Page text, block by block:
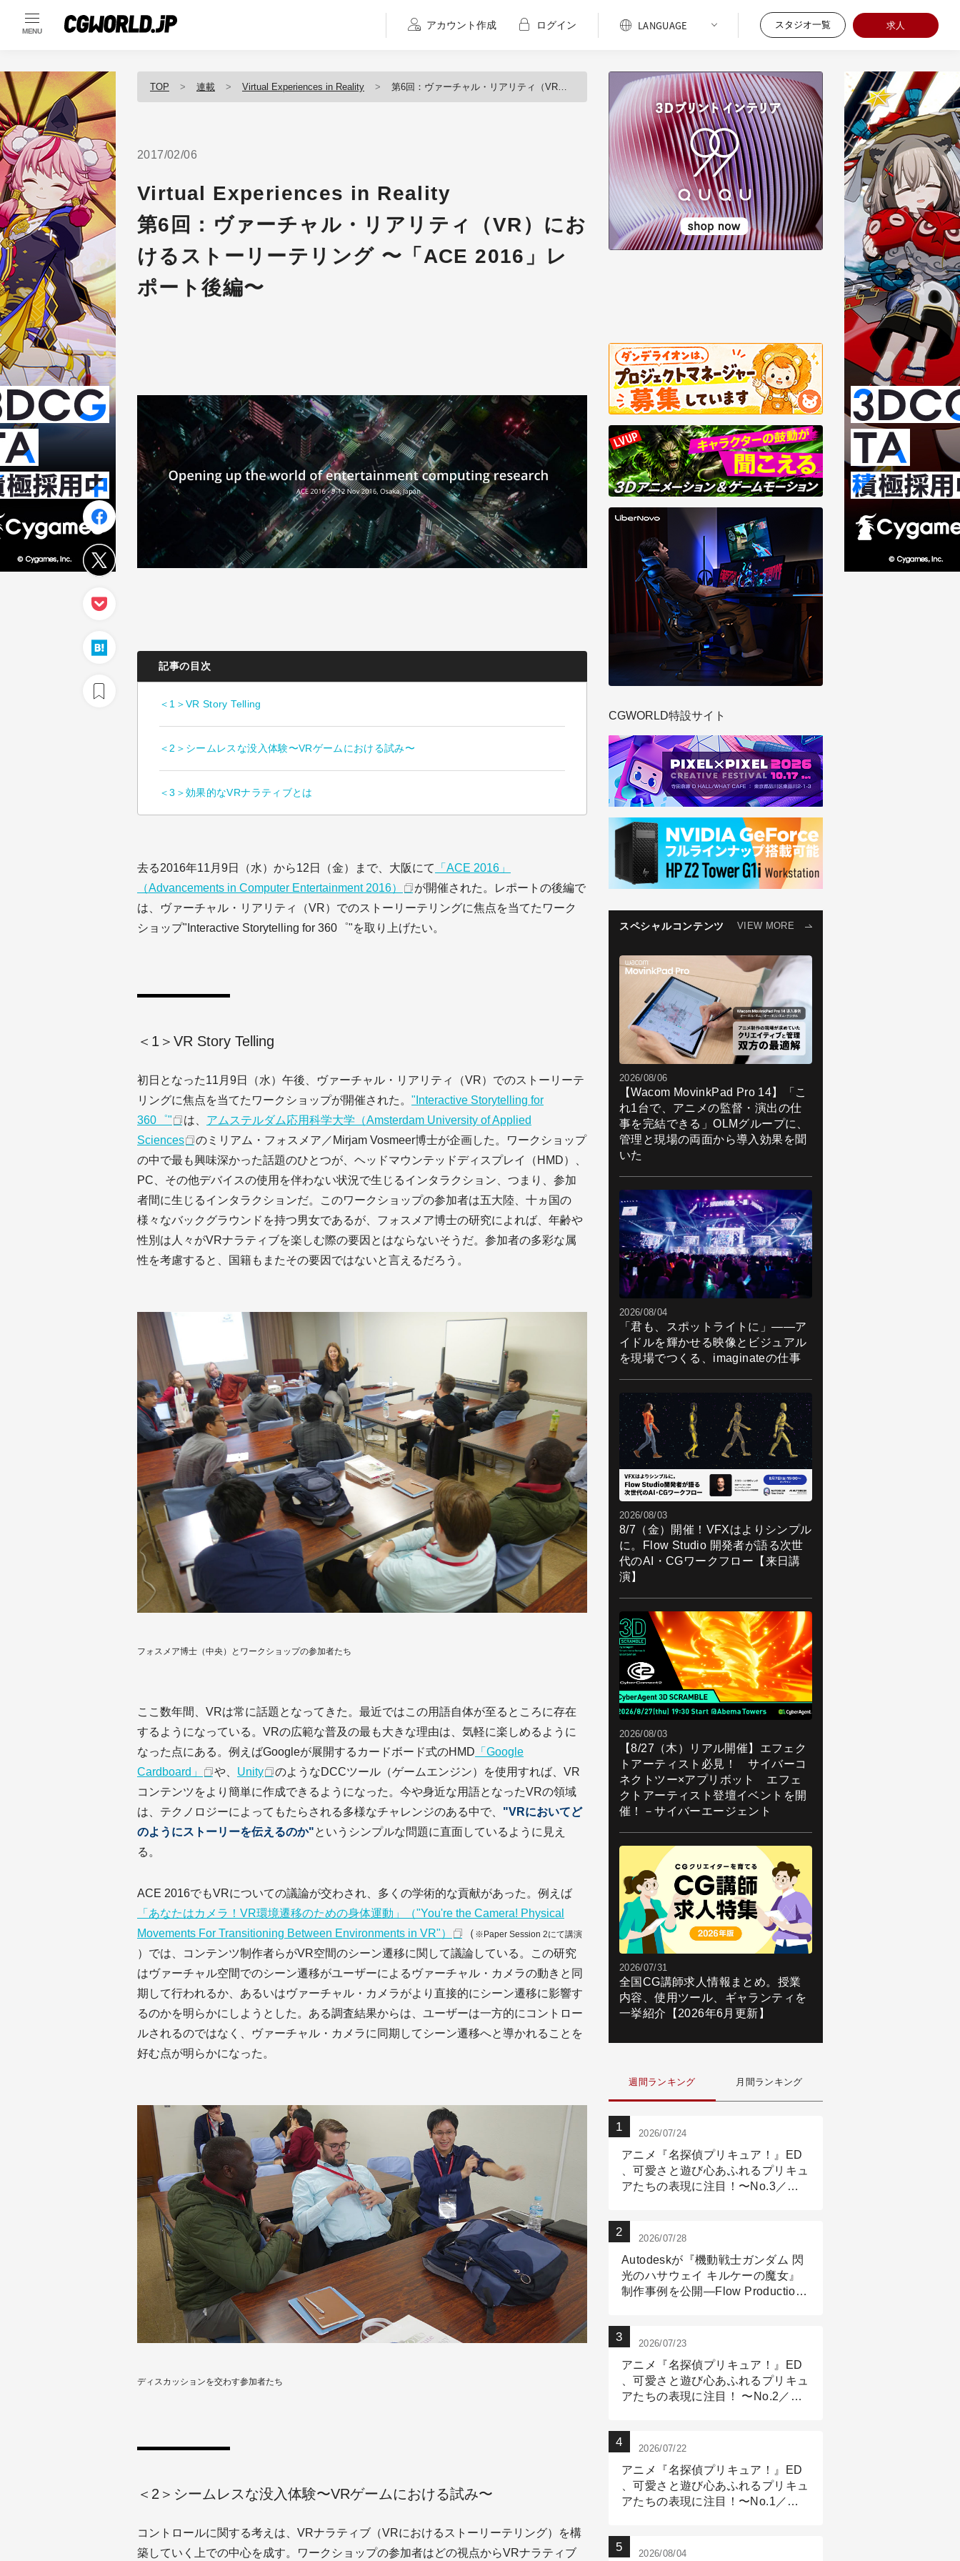
MENU
アカウント作成 ログイン スタジオ一覧 求人
TOP 連載 Virtual Experiences in Reality 第6回：ヴァーチャル・リアリティ（VR）におけるストーリーテリング 〜「ACE 2016」レポート後編〜
2017/02/06
Virtual Experiences in Reality
第6回：ヴァーチャル・リアリティ（VR）にお
けるストーリーテリング 〜「ACE 2016」レ
ポート後編〜
記事の目次
＜1＞VR Story Telling
＜2＞シームレスな没入体験〜VRゲームにおける試み〜
＜3＞効果的なVRナラティブとは
去る2016年11月9日（水）から12日（金）まで、大阪にて
「ACE 2016」
（Advancements in Computer Entertainment 2016）
が開催された。レポートの後編で
は、ヴァーチャル・リアリティ（VR）でのストーリーテリングに焦点を当てたワーク
ショップ"Interactive Storytelling for 360゜"を取り上げたい。
＜1＞VR Story Telling
初日となった11月9日（水）午後、ヴァーチャル・リアリティ（VR）でのストーリーテ
リングに焦点を当てたワークショップが開催された。 "Interactive Storytelling for
360゜"
は、 アムステルダム応用科学大学（Amsterdam University of Applied
Sciences
のミリアム・フォスメア／Mirjam Vosmeer博士が企画した。ワークショップ
の中で最も興味深かった話題のひとつが、ヘッドマウンテッドディスプレイ（HMD）、
PC、その他デバイスの使用を伴わない状況で生じるインタラクション、つまり、参加
者間に生じるインタラクションだ。このワークショップの参加者は五大陸、十ヵ国の
様々なバックグラウンドを持つ男女であるが、フォスメア博士の研究によれば、年齢や
性別は人々がVRナラティブを楽しむ際の要因とはならないそうだ。参加者の多彩な属
性を考慮すると、国籍もまたその要因ではないと言えるだろう。
フォスメア博士（中央）とワークショップの参加者たち
ここ数年間、VRは常に話題となってきた。最近ではこの用語自体が至るところに存在
するようになっている。VRの広範な普及の最も大きな理由は、気軽に楽しめるように
なった点にある。例えばGoogleが展開するカードボード式のHMD 「Google
Cardboard」
や、 Unity
のようなDCCツール（ゲームエンジン）を使用すれば、VR
コンテンツをより簡単に作成できるようになった。今や身近な用語となったVRの領域
は、テクノロジーによってもたらされる多様なチャレンジのある中で、 "VRにおいてど
のようにストーリーを伝えるのか"というシンプルな問題に直面しているように見え
る。
ACE 2016でもVRについての議論が交わされ、多くの学術的な貢献があった。例えば
「あなたはカメラ！VR環境遷移のための身体運動」（"You're the Camera! Physical
Movements For Transitioning Between Environments in VR"）
（ ※Paper Session 2にて講演
）では、コンテンツ制作者らがVR空間のシーン遷移に関して議論している。この研究
はヴァーチャル空間でのシーン遷移がユーザーによるヴァーチャル・カメラの動きと同
期して行われるか、あるいはヴァーチャル・カメラがより直接的にシーン遷移に影響す
るのかを明らかにしようとした。ある調査結果からは、ユーザーは一方的にコントロー
ルされるのではなく、ヴァーチャル・カメラに同期してシーン遷移へと導かれることを
好む点が明らかになった。
ディスカッションを交わす参加者たち
＜2＞シームレスな没入体験〜VRゲームにおける試み〜
コントロールに関する考えは、VRナラティブ（VRにおけるストーリーテリング）を構
築していく上での中心を成す。ワークショップの参加者はどの視点からVRナラティブ
CGWORLD特設サイト
スペシャルコンテンツ VIEW MORE
2026/08/06
【Wacom MovinkPad Pro 14】「こ
れ1台で、アニメの監督・演出の仕
事を完結できる」OLMグループに、
管理と現場の両面から導入効果を聞
いた
2026/08/04
「君も、スポットライトに」――ア
イドルを輝かせる映像とビジュアル
を現場でつくる、imaginateの仕事
2026/08/03
8/7（金）開催！VFXはよりシンプル
に。Flow Studio 開発者が語る次世
代のAI・CGワークフロー【来日講
演】
2026/08/03
【8/27（木）リアル開催】エフェク
トアーティスト必見！ サイバーコ
ネクトツー×アプリボット エフェ
クトアーティスト登壇イベントを開
催！－サイバーエージェント
2026/07/31
全国CG講師求人情報まとめ。授業
内容、使用ツール、ギャランティを
一挙紹介【2026年6月更新】
週間ランキング 月間ランキング
2026/07/24
アニメ『名探偵プリキュア！』ED
、可愛さと遊び心あふれるプリキュ
アたちの表現に注目！〜No.3／ア
2026/07/28
Autodeskが『機動戦士ガンダム 閃
光のハサウェイ キルケーの魔女』
制作事例を公開―Flow Production
2026/07/23
アニメ『名探偵プリキュア！』ED
、可愛さと遊び心あふれるプリキュ
アたちの表現に注目！ 〜No.2／モ
2026/07/22
アニメ『名探偵プリキュア！』ED
、可愛さと遊び心あふれるプリキュ
アたちの表現に注目！〜No.1／演
2026/08/04